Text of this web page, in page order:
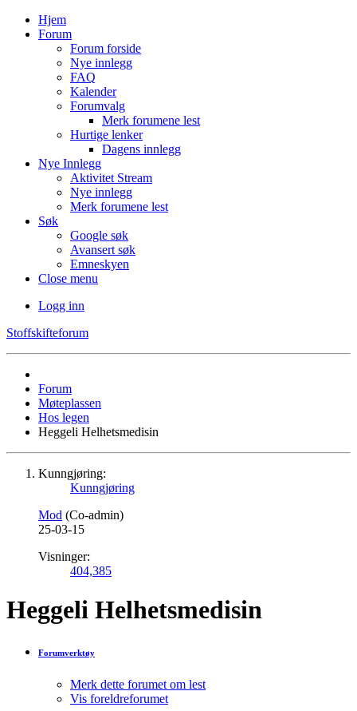
Hjem
Forum
Forum forside
Nye innlegg
FAQ
Kalender
Forumvalg
Merk forumene lest
Hurtige lenker
Dagens innlegg
Nye Innlegg
Aktivitet Stream
Nye innlegg
Merk forumene lest
Søk
Google søk
Avansert søk
Emneskyen
Close menu
Logg inn
Stoffskifteforum
Forum
Møteplassen
Hos legen
Heggeli Helhetsmedisin
Kunngjøring:
Kunngjøring
Mod (Co-admin)
25-03-15
Visninger:
404,385
Heggeli Helhetsmedisin
Forumverktøy
Merk dette forumet om lest
Vis foreldreforumet